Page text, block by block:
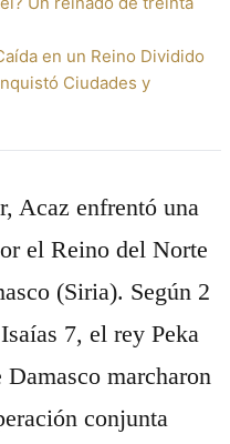
en un Reino Dividido
Ciudades y
Acaz enfrentó una
el Reino del Norte
(Siria). Según 2
7, el rey Peka
marcharon
conjunta